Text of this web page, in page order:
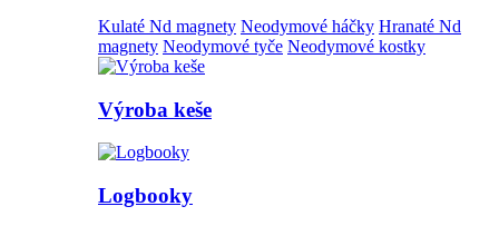
Kulaté Nd magnety Neodymové háčky Hranaté Nd
magnety Neodymové tyče Neodymové kostky
Výroba keše
Logbooky